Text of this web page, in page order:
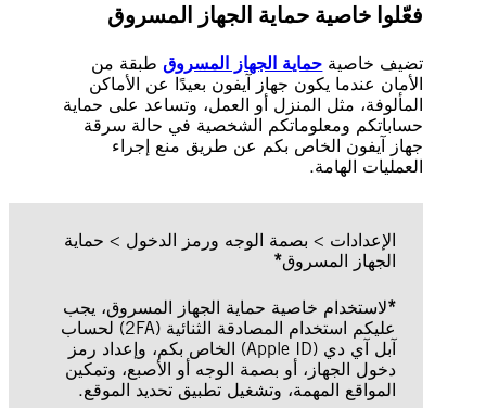
فعّلوا خاصية حماية الجهاز المسروق
تضيف خاصية حماية الجهاز المسروقطبقة من
الأمان عندما يكون جهاز آيفون بعيدًا عن الأماكن
المألوفة، مثل المنزل أو العمل، وتساعد على حماية
حساباتكم ومعلوماتكم الشخصية في حالة سرقة
جهاز آيفون الخاص بكم عن طريق منع إجراء
العمليات الهامة.
الإعدادات > بصمة الوجه ورمز الدخول > حماية
الجهاز المسروق*
*لاستخدام خاصية حماية الجهاز المسروق، يجب
عليكم استخدام المصادقة الثنائية (2FA) لحساب
آبل آي دي (Apple ID) الخاص بكم، وإعداد رمز
دخول الجهاز، أو بصمة الوجه أو الأصبع، وتمكين
المواقع المهمة، وتشغيل تطبيق تحديد الموقع.